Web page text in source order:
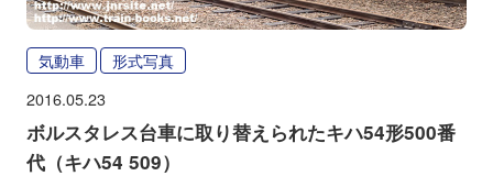
気動車 形式写真
2016.05.23
ボルスタレス台車に取り替えられたキハ54形500番
代（キハ54 509）